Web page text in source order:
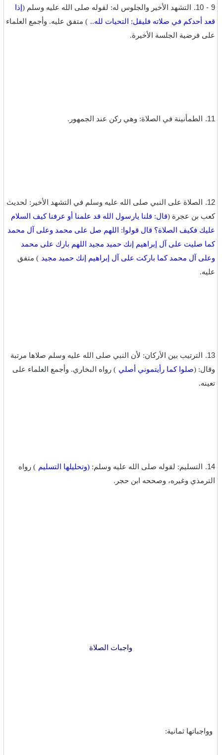
9 - 10. التشهد الأخير والجلوس له: لقوله صلى الله عليه وسلم ( إذا
قعد أحدكم في صلاته فليقل: التحيات لله.. ) متفق عليه. وأجمع العلماء
على فرضية الجلسة الأخيرة.‏
‎11. الطمأنينة في الصلاة: وهي ركن عند الجمهور.‏
12.
الصلاة على النبي صلى الله عليه وسلم في التشهد الأخير: لحديث
كعب بن عجرة (قال: قلنا يارسول الله قد علمنا أو عرفنا كيف السلام
عليك فكيف الصلاة؟ قال قولوا: اللهم صل على محمد وعلى آل محمد
كما صليت على آل إبراهيم إنك حميد مجيد اللهم بارك على محمد
وعلى آل محمد كما باركت على آل إبراهيم إنك حميد مجيد ) متفق
عليه.‏
13.
الترتيب بين الأركان: لأن النبي صلى الله عليه وسلم صلاها مرتبة
وقال: (صلوا كما رأيتموني أصلي ) رواه البخاري. وأجمع العلماء على
تعينه.‏
14. التسليم: لقوله صلى الله عليه وسلم: (وتحليلها التسليم ) رواه
الترمذي وغيره، وصححه ابن حجر.‏
واجبات الصلاة
وواجباتها ثمانية:‏